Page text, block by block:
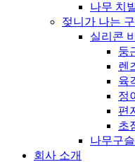
나무 치
젖니가 나는
실리콘
둥
렌
육
정
편
초
나무구슬
회사 소개